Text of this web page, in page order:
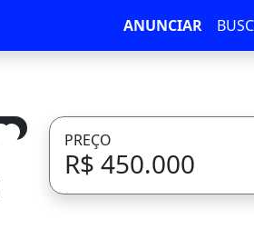
ANUNCIAR
PREÇO
R$ 450.000